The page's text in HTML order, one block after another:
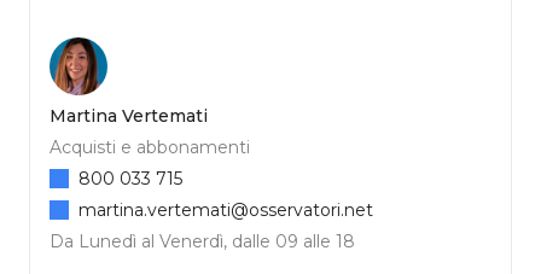
Martina Vertemati
Acquisti e abbonamenti
Da Lunedì al Venerdì, dalle 09 alle 18
800 033 715
martina.vertemati@osservatori.net